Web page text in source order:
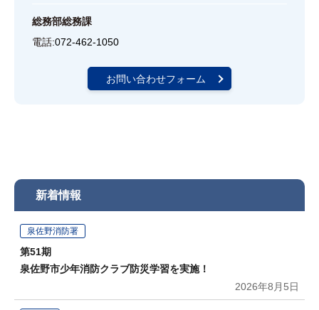
総務部総務課
電話:072-462-1050
お問い合わせフォーム
新着情報
泉佐野消防署
第51期
泉佐野市少年消防クラブ防災学習を実施！
2026年8月5日